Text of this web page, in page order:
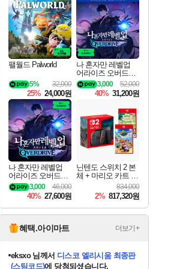
최대 90% 할인가를 만나보세요!
네이버혜택과 함께 만나보세요!
50%할인&추가 적립까지!
네이버 혜택가와 함께 예약하세요!
할인&네이버혜택으로 만나보세요!
네이버페이 혜택과 만나보세요!
40주년 프로모션으로 만나보세요!
네이버 포인트 혜택까지!
할인가에 만나보세요!
일부 에디션 상시 할인!
혜택으로 예약 판매 중
편안하게 충전하세요
팰월드 Palworld
32,000
5%
25% 24,000원
나 혼자만 레벨업
어라이즈 오버드라
이브 디럭스 에디션
Solo Leveling Arise
Overdrive Deluxe Edi
52,000
3,000
40% 31,200원
나 혼자만 레벨업
어라이즈 오버드라
이브 Solo Leveling A
rise
46,000
3,000
40% 27,600원
닌텐도 스위치 2 본
체 + 마리오 카트 월
드 + 포켓몬 포코피
아 번들
834,000
2% 817,320원
혜택.아이마트 더보기+
eksxo님께서 디스코 엘리시움 최종판
(스팀코드)에 당첨되셨습니다.